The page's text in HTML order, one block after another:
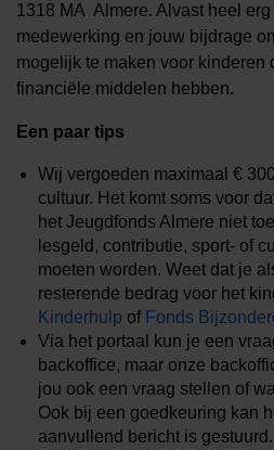
1318 MA Almere. Alvast heel
medewerking en jouw bijdrage
mogelijk te maken voor kinderen
financiële middelen hebben.
Een paar tips
Wij vergoeden maximaal €
cultuur. Het komt soms voor
het Jeugdfonds Almere niet
lesgeld, contributie, sport- of
moeten worden. Weet dat je
resterende bedrag voor het
Kinderhulp of Fonds
Via het portaal kun je een
backoffice, maar onze
jou ook een vraag stellen of
Ook bij een goedkeuring kan
aanvullend bericht is